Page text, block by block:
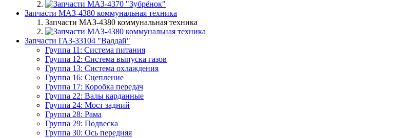
Запчасти МАЗ-4380 коммунальная техника
Запчасти МАЗ-4380 коммунальная техника
Запчасти ГАЗ-33104 "Валдай"
Группа 11: Система питания
Группа 12: Система выпуска газов
Группа 13: Система охлаждения
Группа 16: Сцепление
Группа 17: Коробка передач
Группа 22: Валы карданные
Группа 24: Мост задний
Группа 28: Рама
Группа 29: Подвеска
Группа 30: Ось передняя